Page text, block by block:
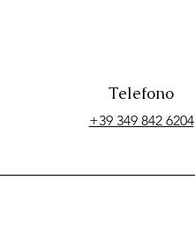
Telefono
+39 349 842 6204